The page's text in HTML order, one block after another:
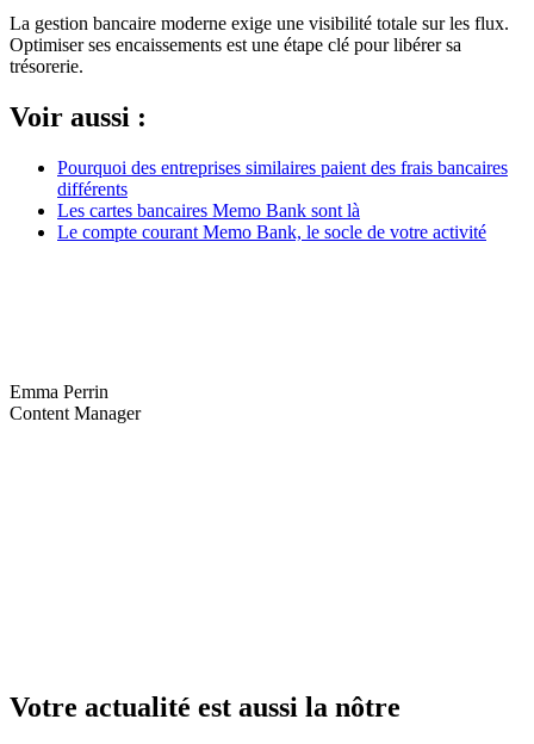
La gestion bancaire moderne exige une visibilité totale sur les flux.
Optimiser ses encaissements est une étape clé pour libérer sa
trésorerie.
Voir aussi :
Pourquoi des entreprises similaires paient des frais bancaires
différents
Les cartes bancaires Memo Bank sont là
Le compte courant Memo Bank, le socle de votre activité
Emma Perrin
Content Manager
Votre actualité est aussi la nôtre